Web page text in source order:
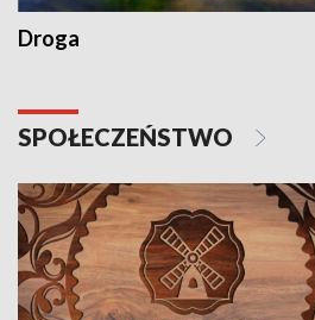
Droga
SPOŁECZEŃSTWO